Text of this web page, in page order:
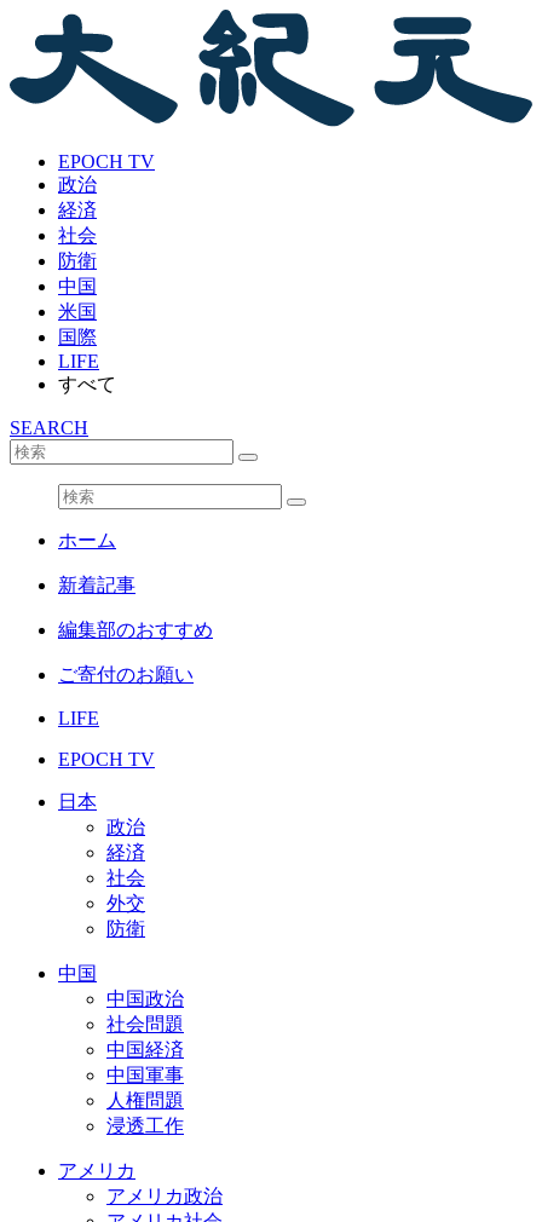
EPOCH TV
政治
経済
社会
防衛
中国
米国
国際
LIFE
すべて
SEARCH
ホーム
新着記事
編集部のおすすめ
ご寄付のお願い
LIFE
EPOCH TV
日本
政治
経済
社会
外交
防衛
中国
中国政治
社会問題
中国経済
中国軍事
人権問題
浸透工作
アメリカ
アメリカ政治